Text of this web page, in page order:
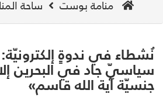
منامة بوست ساحة المنامة
في ندوةٍ إلكترونيّة:
جاد في البحرين إلا
آية الله قاسم»